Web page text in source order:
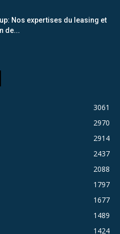
Nos expertises du leasing et
de...
3061
2970
2914
2437
2088
1797
1677
1489
1424